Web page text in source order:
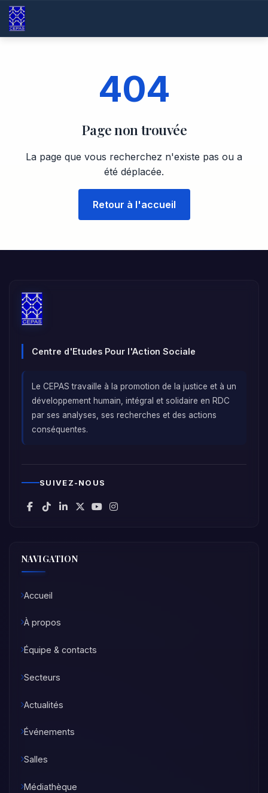
404
Page non trouvée
La page que vous recherchez n'existe pas ou a
été déplacée.
Retour à l'accueil
Centre d'Etudes Pour l'Action Sociale
Le CEPAS travaille à la promotion de la justice et à un
développement humain, intégral et solidaire en RDC
par ses analyses, ses recherches et des actions
conséquentes.
SUIVEZ-NOUS
NAVIGATION
Accueil
À propos
Équipe & contacts
Secteurs
Actualités
Événements
Salles
Médiathèque